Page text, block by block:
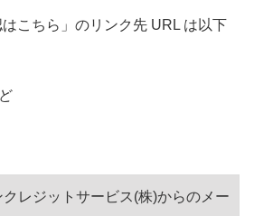
こちら」のリンク先 URL は以下
レジットサービス(株)からのメー